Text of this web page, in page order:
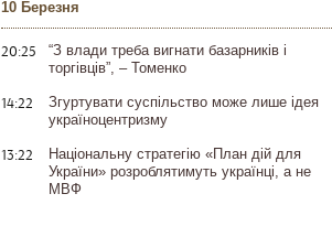
10 Березня
20:25
“З влади треба вигнати базарників і
торгівців”, – Томенко
14:22
Згуртувати суспільство може лише ідея
україноцентризму
13:22
Національну стратегію «План дій для
України» розроблятимуть українці, а не
МВФ